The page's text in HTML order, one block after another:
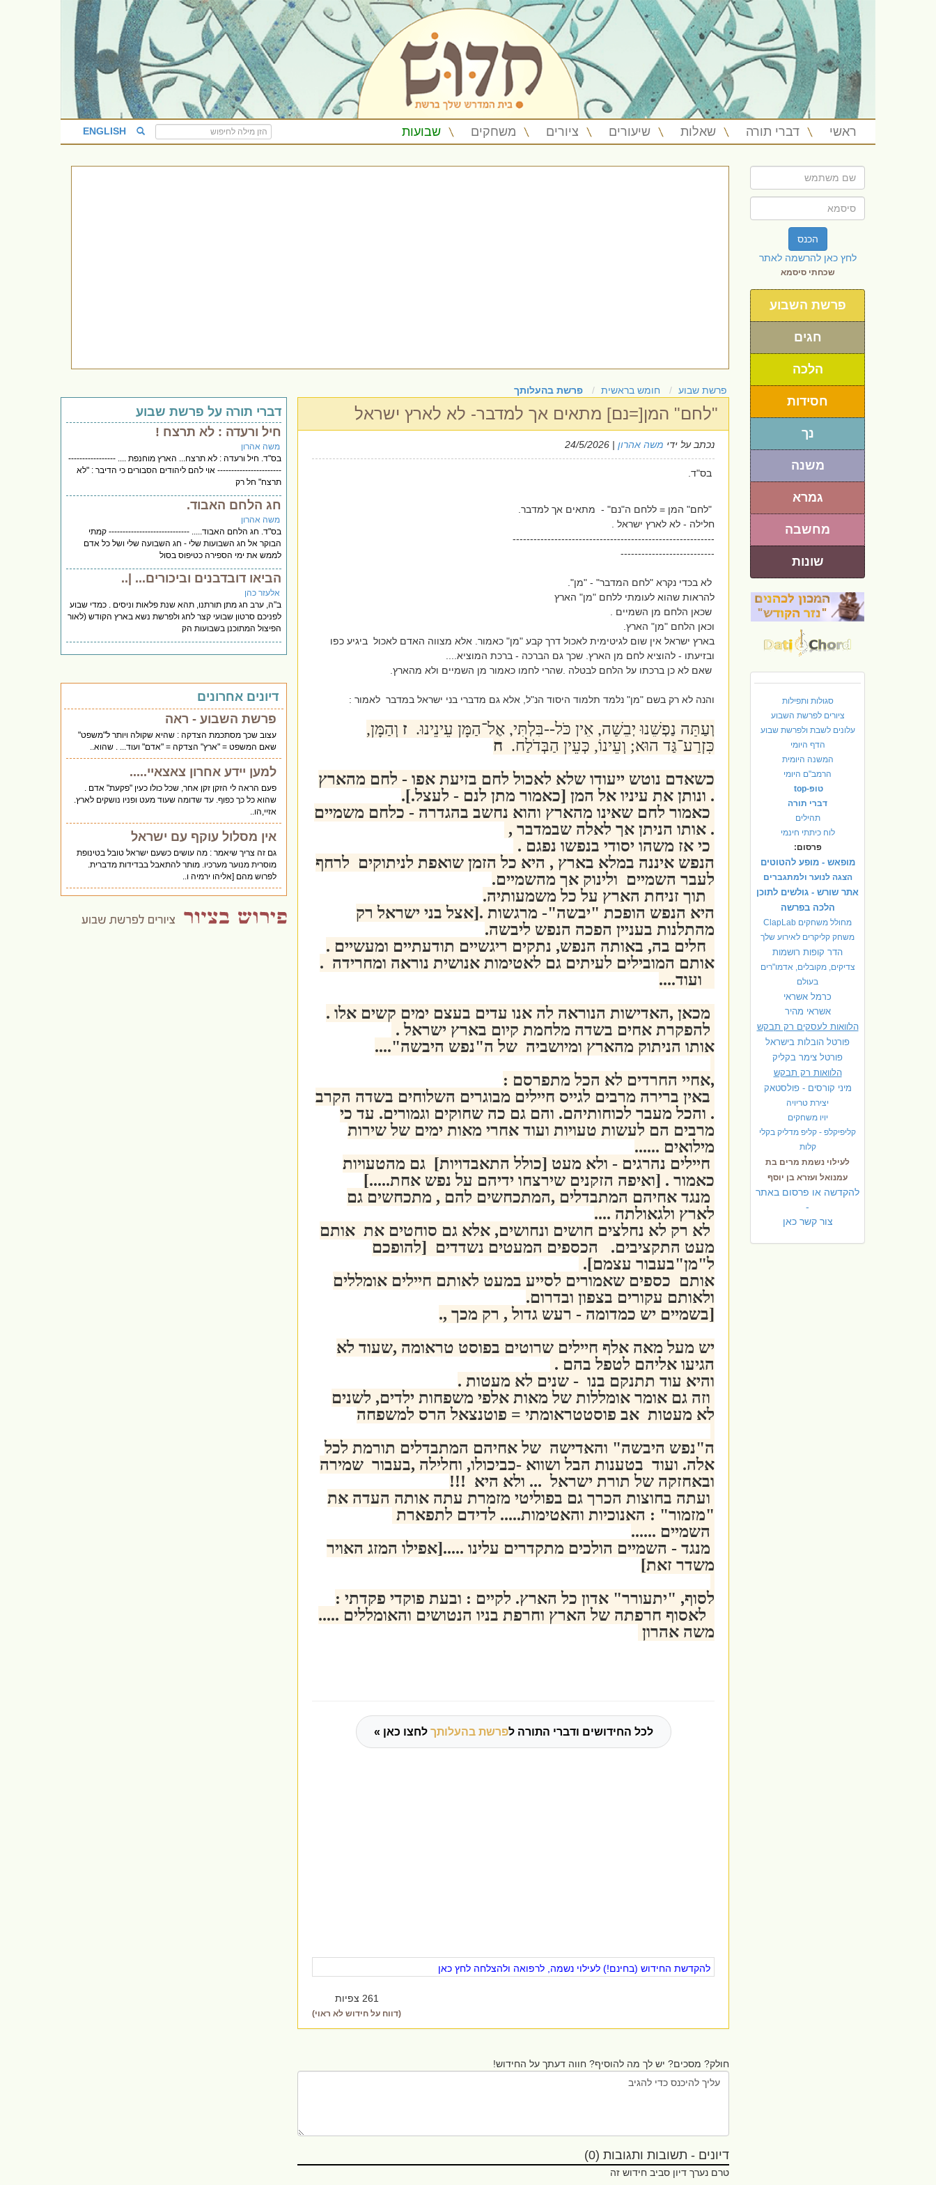
ראשי דברי תורה שאלות שיעורים ציורים משחקים שבועות ENGLISH
הכנס
לחץ כאן להרשמה לאתר
שכחתי סיסמא
פרשת השבוע
חגים
הלכה
חסידות
נך
משנה
גמרא
מחשבה
שונות
סגולות ותפילות
ציורים לפרשת השבוע
עלונים לשבת ולפרשת שבוע
הדף היומי
המשנה היומית
הרמב"ם היומי
טופ-top
דברי תורה
תהילים
לוח כיתתי חינמי
פרסום:
מופאש - מופע להטוטים
הצגה לנוער ולמתגברים
אתר שורש - גולשים לתוכן
הלכה בפרשה
מחולל משחקים ClapLab
משחק קליקרים לאירוע שלך
הדר קופות רושמות
צדיקים, מקובלים, אדמו"רים
בעולם
כרמל אשראי
אשראי מהיר
הלוואות לעסקים רק תבקש
פורטל הובלות בישראל
פורטל צימר בקליק
הלוואות רק תבקש
מיני קורסים - פולסטאק
יצירת טריויה
יויו משחקים
קליפיקלפ - קליפ מדליק בקלי
קלות
לעילוי נשמת מרים בת
עמנואל ועזרא בן יוסף
להקדשה או פרסום באתר
-
צור קשר כאן
פרשת שבוע חומש בראשית פרשת בהעלותך
"לחם" המן[=נם] מתאים אך למדבר- לא לארץ ישראל
נכתב על ידי משה אהרון | 24/5/2026
בס"ד.
"לחם" המן = ללחם ה"נם" - מתאים אך למדבר.
חלילה - לא לארץ ישראל .
----------------------------------------------------------
---------------------------
לא בכדי נקרא "לחם המדבר" - "מן".
להראות שהוא לעומתי ללחם "מן" הארץ
שכאן הלחם מן השמיים .
וכאן הלחם "מן" הארץ.
בארץ ישראל אין שום לגיטימית לאכול דרך קבע "מן" כאמור. אלא מצווה האדם לאכול ביגיע כפו
ובזיעתו - להוציא לחם מן הארץ. שכך גם הברכה - ברכת המוציא....
שאם לא כן ברכתו על הלחם לבטלה .שהרי לחמו כאמור מן השמיים ולא מהארץ.
והנה לא רק בשם "מן" נלמד תלמוד היסוד הנ"ל, אלא גם מדברי בני ישראל במדבר לאמור :
וְעַתָּה נַפְשֵׁנוּ יְבֵשָׁה, אֵין כֹּל--בִּלְתִּי, אֶל־הַמָּן עֵינֵינוּ. ז וְהַמָּן,
כִּזְרַע־גַּד הוּא; וְעֵינוֹ, כְּעֵין הַבְּדֹלַח. ח
כשאדם נוטש ייעודו שלא לאכול לחם בזיעת אפו - לחם מהארץ
. ונותן את עיניו אל המן [כאמור מתן לנם - לעצל.].
כאמור לחם שאינו מהארץ והוא נחשב בהגדרה - כלחם משמיים
. אותו הניתן אך לאלה שבמדבר ,
כי אז משהו יסודי בנפשו נפגם .
הנפש איננה במלא בארץ , היא כל הזמן שואפת לניתוקים לרחף
לעבר השמיים ולינוק אך מהשמיים.
תוך זניחת הארץ על כל משמעותיה.
היא הנפש הופכת "יבשה"- מרגשות .[אצל בני ישראל רק
מהתלנות בעניין הפכה הנפש ליבשה.
חלים בה, באותה הנפש, נתקים ריגשיים תודעתיים ומעשיים .
אותם המובילים לעיתים גם לאטימות אנושית נוראה ומחרידה .
ועוד....
מכאן ,האדישות הנוראה לה אנו עדים בעצם ימים קשים אלו .
להפקרת אחים בשדה מלחמת קיום בארץ ישראל .
אותו הניתוק מהארץ ומיושביה של ה"נפש היבשה"....
,אחיי החרדים לא הכל מתפרסם :
באין ברירה מרבים לגייס חיילים מבוגרים השלוחים בשדה הקרב
. והכל מעבר לכוחותיהם. והם גם כה שחוקים וגמורים. עד כי
מרבים הם לעשות טעויות ועוד אחרי מאות ימים של שירות
מילואים ......
חיילים נהרגים - ולא מעט [כולל התאבדויות] גם מהטעויות
כאמור . [ואיפה הזקנים שירצחו ידיהם על נפש אחת.....]
מנגד אחיהם המתבדלים ,המתכחשים להם , מתכחשים גם
לארץ ולגאולתה ....
לא רק לא נחלצים חושים ונחושים, אלא גם סוחטים את אותם
מעט התקציבים. הכספים המעטים נשדדים [להופכם
ל"מן"בעבור עצמם].
אותם כספים שאמורים לסייע במעט לאותם חיילים אומללים
ולאותם עקורים בצפון ובדרום.
[בשמיים יש כמדומה - רעש גדול , רק מכך ,.
יש מעל מאה אלף חיילים שרוטים בפוסט טראומה ,שעוד לא
הגיעו אליהם לטפל בהם .
והיא עוד תתנקם בנו - שנים לא מעטות .
וזה גם אומר אומללות של מאות אלפי משפחות ילדים, לשנים
לא מעטות אב פוסטטראומתי = פוטנצאל הרס למשפחה
ה"נפש היבשה" והאדישה של אחיהם המתבדלים תורמת לכל
אלה. ועוד בטענות הבל ושווא -כביכולו, וחלילה ,בעבור שמירה
ובאחזקה של תורת ישראל ... ולא היא !!!
ועתה בחוצות הכרך גם בפוליטי מזמרת עתה אותה העדה את
"מזמור" : האנוכיות והאטימות..... לדידם לתפארת
השמיים ......
מנגד - השמיים הולכים מתקדרים עלינו .....[אפילו המזג האויר
משדר זאת]
לסוף, "יתעורר" אדון כל הארץ. לקיים : ובעת פוקדי פקדתי :
לאסוף חרפתה של הארץ וחרפת בניו הנטושים והאומללים .....
משה אהרון
לכל החידושים ודברי התורה לפרשת בהעלותך לחצו כאן »
להקדשת החידוש (בחינם!) לעילוי נשמה, לרפואה ולהצלחה לחץ כאן
261 צפיות
(דווח על חידוש לא ראוי)
חולק? מסכים? יש לך מה להוסיף? חווה דעתך על החידוש!
דיונים - תשובות ותגובות (0)
טרם נערך דיון סביב חידוש זה
דברי תורה על פרשת שבוע
חיל ורעדה : לא תרצח !
משה אהרון
בס"ד. חיל ורעדה : לא תרצח... הארץ מוחנפת .... -----------------
----------------------- אוי להם ליהודים הסבורים כי הדיבר : "לא
תרצח" חל רק
חג הלחם האבוד.
משה אהרון
בס"ד. חג הלחם האבוד..... ----------------------------- קמתי
הבוקר אל חג השבועות שלי - חג השבועה שלי ושל כל אדם
לממש את ימי הספירה כטיפוס בסול
הביאו דובדבנים וביכורים... |..
אלעזר כהן
ב"ה, ערב חג מתן תורתנו, תהא שנת פלאות וניסים . כמדי שבוע
לפניכם סרטון שבועי קצר לחג ולפרשת נשא בארץ הקודש (לאור
הפיצול המתוכנן בשבועות הק
דיונים אחרונים
פרשת השבוע - ראה
עצוב שכך מסתכמת הצדקה : שהיא שקולה ויותר ל"משפט"
שאם המשפט = "ארץ" הצדקה = "אדם" ועוד... . שהוא..
למען יידע אחרון צאצאיי.....
פעם הראה לי הזקן זקן אחר, שכל כולו כעין "פקעת" אדם .
שהוא כל כך כפוף. עד שדומה שעוד מעט ופניו נושקים לארץ.
אזיי,הו..
אין מסלול עוקף עם ישראל
גם זה צריך שיאמר : מה עושים כשעם ישראל טובל בטינופת
מוסרית מנוער מערכיו. מותר להתאבל בבדידות מדברית.
לפרוש מהם [אליהו ירמיה ו..